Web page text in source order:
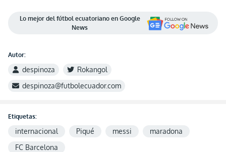
Lo mejor del fútbol ecuatoriano en Google
News
Autor:
despinoza
Rokangol
despinoza@futbolecuador.com
Etiquetas:
internacional Piqué messi
maradona
FC Barcelona